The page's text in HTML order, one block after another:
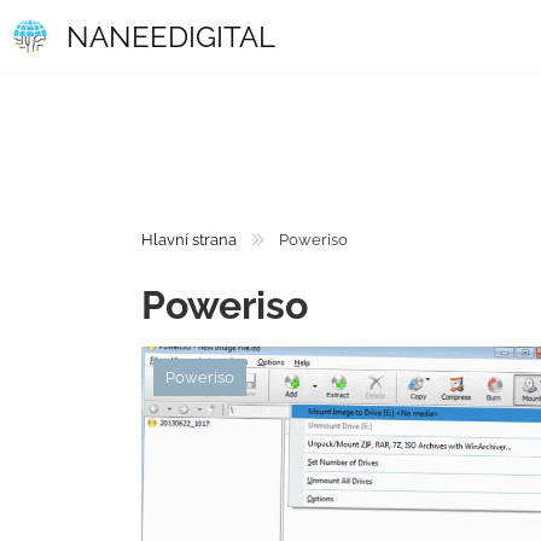
NANEEDIGITAL
Hlavní strana Poweriso
Poweriso
Poweriso